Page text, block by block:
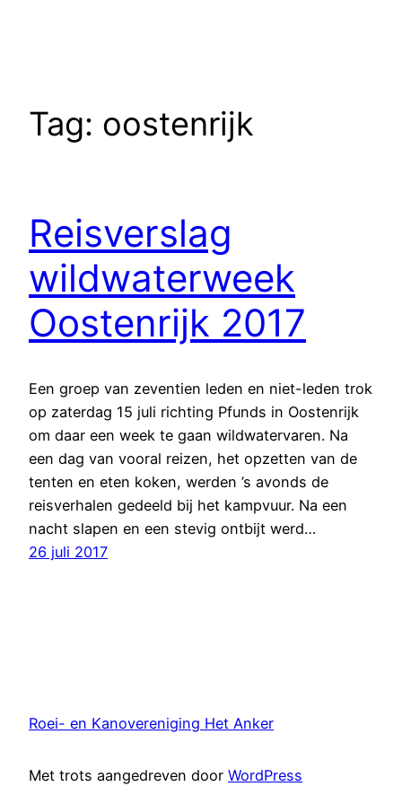
Tag: oostenrijk
Reisverslag
wildwaterweek
Oostenrijk 2017
Een groep van zeventien leden en niet-leden trok
op zaterdag 15 juli richting Pfunds in Oostenrijk
om daar een week te gaan wildwatervaren. Na
een dag van vooral reizen, het opzetten van de
tenten en eten koken, werden ’s avonds de
reisverhalen gedeeld bij het kampvuur. Na een
nacht slapen en een stevig ontbijt werd…
26 juli 2017
Roei- en Kanovereniging Het Anker
Met trots aangedreven door WordPress